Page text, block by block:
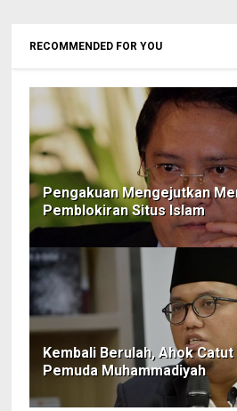
RECOMMENDED FOR YOU
Pengakuan Mengejutkan
Pemblokiran Situs Islam
Kembali Berulah, Ahok
Pemuda Muhammadiyah